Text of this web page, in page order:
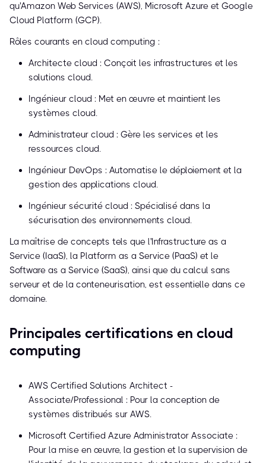
qu'Amazon Web Services (AWS), Microsoft Azure et Google
Cloud Platform (GCP).
Rôles courants en cloud computing :
Architecte cloud : Conçoit les infrastructures et les
solutions cloud.
Ingénieur cloud : Met en œuvre et maintient les
systèmes cloud.
Administrateur cloud : Gère les services et les
ressources cloud.
Ingénieur DevOps : Automatise le déploiement et la
gestion des applications cloud.
Ingénieur sécurité cloud : Spécialisé dans la
sécurisation des environnements cloud.
La maîtrise de concepts tels que l'Infrastructure as a
Service (IaaS), la Platform as a Service (PaaS) et le
Software as a Service (SaaS), ainsi que du calcul sans
serveur et de la conteneurisation, est essentielle dans ce
domaine.
Principales certifications en cloud
computing
AWS Certified Solutions Architect -
Associate/Professional : Pour la conception de
systèmes distribués sur AWS.
Microsoft Certified Azure Administrator Associate :
Pour la mise en œuvre, la gestion et la supervision de